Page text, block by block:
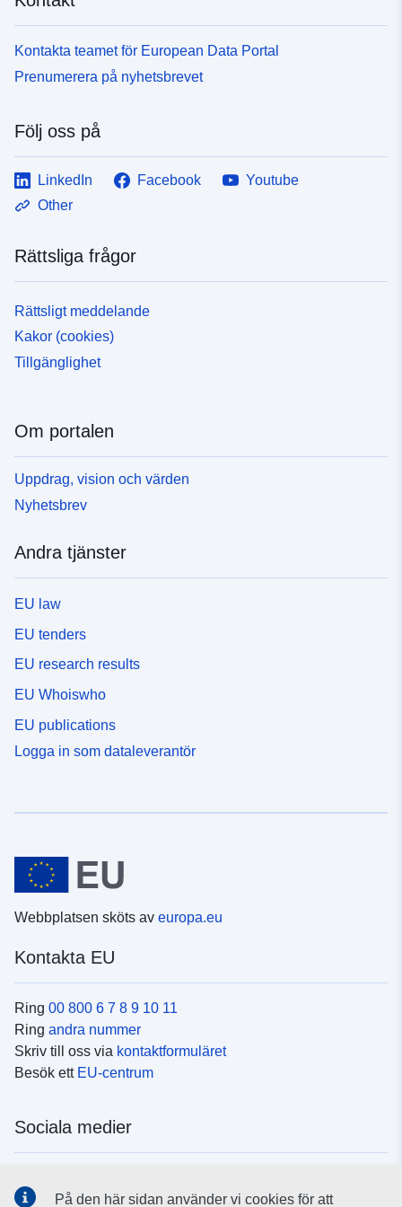
Kontakta teamet för European Data Portal
Prenumerera på nyhetsbrevet
Följ oss på
LinkedIn Facebook
Youtube
Other
Rättsliga frågor
Rättsligt meddelande
Kakor (cookies)
Tillgänglighet
Om portalen
Uppdrag, vision och värden
Nyhetsbrev
Andra tjänster
EU law
EU tenders
EU research results
EU Whoiswho
EU publications
Logga in som dataleverantör
Webbplatsen sköts av europa.eu
Kontakta EU
Ring 00 800 6 7 8 9 10 11
Ring andra nummer
Skriv till oss via kontaktformuläret
Besök ett EU-centrum
Sociala medier
På den här sidan använder vi cookies för att